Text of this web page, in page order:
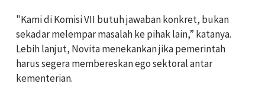
"Kami di Komisi VII butuh jawaban konkret, bukan
sekadar melempar masalah ke pihak lain,” katanya.
Lebih lanjut, Novita menekankan jika pemerintah
harus segera membereskan ego sektoral antar
kementerian.